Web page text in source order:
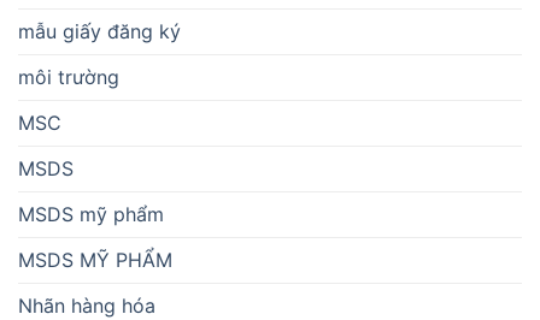
mẫu giấy đăng ký
môi trường
MSC
MSDS
MSDS mỹ phẩm
MSDS MỸ PHẨM
Nhãn hàng hóa